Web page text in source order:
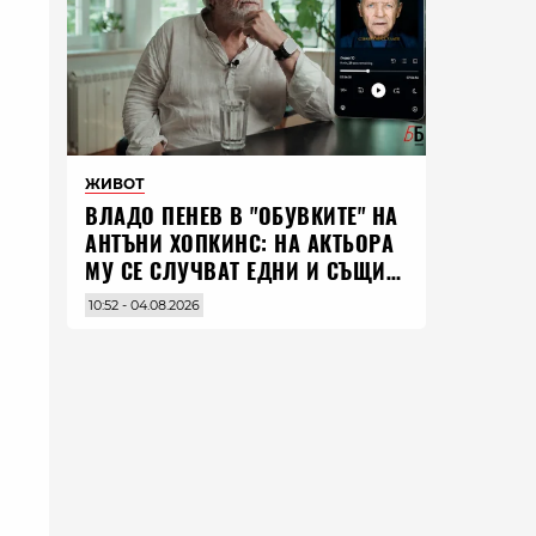
ЖИВОТ
ВЛАДO ПЕНЕВ В "ОБУВКИТЕ" НА
АНТЪНИ ХОПКИНС: НА АКТЬОРА
МУ СЕ СЛУЧВАТ ЕДНИ И СЪЩИ
НЕЩА ПО ЦЕЛИЯ СВЯТ
10:52 - 04.08.2026